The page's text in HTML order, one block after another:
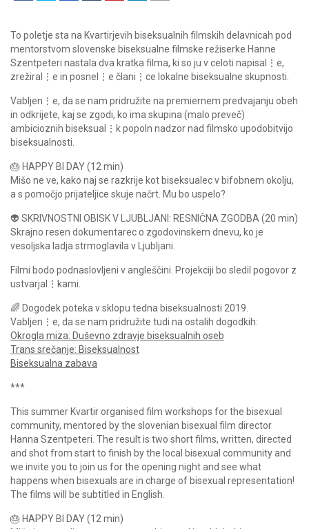
To poletje sta na Kvartirjevih biseksualnih filmskih delavnicah pod
mentorstvom slovenske biseksualne filmske režiserke Hanne
Szentpeteri nastala dva kratka filma, ki so ju v celoti napisal⋮e,
zrežiral⋮e in posnel⋮e člani⋮ce lokalne biseksualne skupnosti.
Vabljen⋮e, da se nam pridružite na premiernem predvajanju obeh
in odkrijete, kaj se zgodi, ko ima skupina (malo preveč)
ambicioznih biseksual⋮k popoln nadzor nad filmsko upodobitvijo
biseksualnosti.
🎂 HAPPY BI DAY (12 min)
Mišo ne ve, kako naj se razkrije kot biseksualec v bifobnem okolju,
a s pomočjo prijateljice skuje načrt. Mu bo uspelo?
👽 SKRIVNOSTNI OBISK V LJUBLJANI: RESNIČNA ZGODBA (20 min)
Skrajno resen dokumentarec o zgodovinskem dnevu, ko je
vesoljska ladja strmoglavila v Ljubljani.
Filmi bodo podnaslovljeni v angleščini. Projekciji bo sledil pogovor z
ustvarjal⋮kami.
🌈 Dogodek poteka v sklopu tedna biseksualnosti 2019.
Vabljen⋮e, da se nam pridružite tudi na ostalih dogodkih:
Okrogla miza: Duševno zdravje biseksualnih oseb
Trans srečanje: Biseksualnost
Biseksualna zabava
***
This summer Kvartir organised film workshops for the bisexual
community, mentored by the slovenian bisexual film director
Hanna Szentpeteri. The result is two short films, written, directed
and shot from start to finish by the local bisexual community and
we invite you to join us for the opening night and see what
happens when bisexuals are in charge of bisexual representation!
The films will be subtitled in English.
🎂 HAPPY BI DAY (12 min)